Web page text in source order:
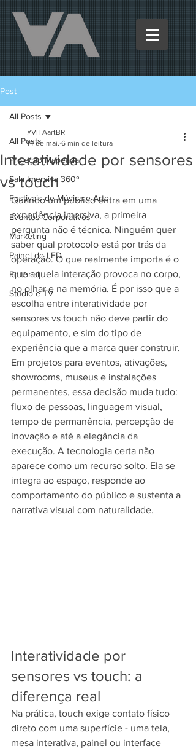
Post
All Posts
Projeção Mapeada
Sala Imersiva 360º
Festivais de Música e Arte
Eventos Corporativos
Marketing
Painel de LED
Editorial
Studio e TV
All Posts
Interatividade por sensores
vs touch
#VITAartBR
14 de mai. 6 min de leitura
Quando um público entra em uma
experiência imersiva, a primeira
pergunta não é técnica. Ninguém quer
saber qual protocolo está por trás da
operação. O que realmente importa é o
que aquela interação provoca no corpo,
no olhar e na memória. É por isso que a
escolha entre interatividade por
sensores vs touch não deve partir do
equipamento, e sim do tipo de
experiência que a marca quer construir.
Em projetos para eventos, ativações,
showrooms, museus e instalações
permanentes, essa decisão muda tudo:
fluxo de pessoas, linguagem visual,
tempo de permanência, percepção de
inovação e até a elegância da
execução. A tecnologia certa não
aparece como um recurso solto. Ela se
integra ao espaço, responde ao
comportamento do público e sustenta a
narrativa visual com naturalidade.
Interatividade por
sensores vs touch: a
diferença real
Na prática, touch exige contato físico
direto com uma superfície - uma tela,
mesa interativa, painel ou interface